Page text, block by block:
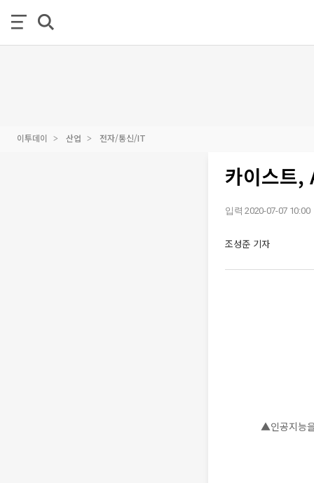
이투데이 산업 전자/통신/IT
카이스트,
입력 2020-07-07 10:00
조성준 기자
▲인공지능